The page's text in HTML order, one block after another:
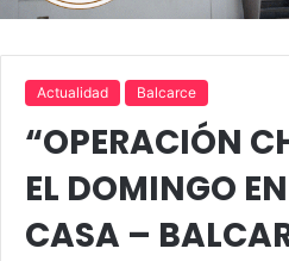
Actualidad Balcarce
“OPERACIÓN
EL DOMINGO
CASA –